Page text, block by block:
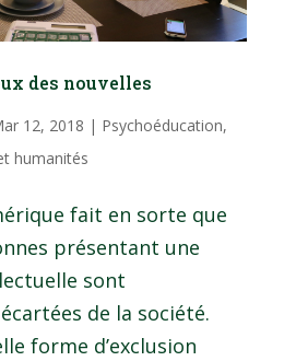
des nouvelles
12, 2018 | Psychoéducation,
humanités
fait en sorte que
présentant une
sont
de la société.
forme d’exclusion